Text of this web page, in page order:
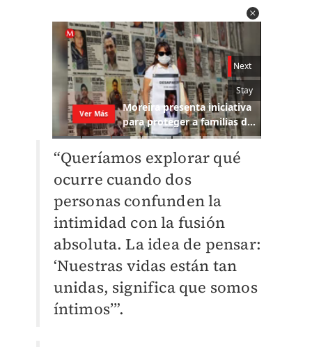
“Queríamos explorar qué
ocurre cuando dos
personas confunden la
intimidad con la fusión
absoluta. La idea de pensar:
‘Nuestras vidas están tan
unidas, significa que somos
íntimos’”.